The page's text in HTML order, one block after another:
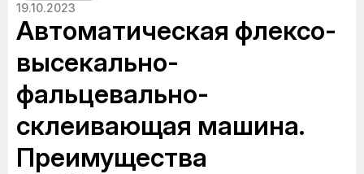
19.10.2023
Автоматическая флексо-
высекально-
фальцевально-
склеивающая машина.
Преимущества